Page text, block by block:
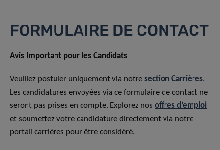
FORMULAIRE DE CONTACT
Avis Important pour les Candidats
Veuillez postuler uniquement via notre section Carrières.
Les candidatures envoyées via ce formulaire de contact ne
seront pas prises en compte. Explorez nos offres d’emploi
et soumettez votre candidature directement via notre
portail carrières pour être considéré.